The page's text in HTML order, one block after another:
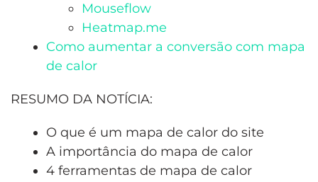
Mouseflow
Heatmap.me
Como aumentar a conversão com mapa
de calor
RESUMO DA NOTÍCIA:
O que é um mapa de calor do site
A importância do mapa de calor
4 ferramentas de mapa de calor